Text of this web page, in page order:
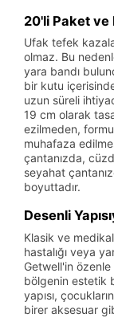
20'li Paket ve
Ufak tefek
olmaz. Bu
yara bandı
bir kutu
uzun süreli
19 cm olarak
ezilmeden,
muhafaza
çantanızda,
seyahat
boyuttadır.
Desenli
Klasik ve
hastalığı veya
Getwell'in özenle
bölgenin estetik
yapısı,
birer aksesuar